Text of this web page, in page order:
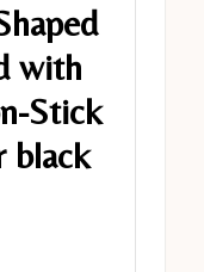
with
Stick
black